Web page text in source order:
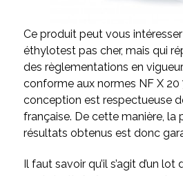
Ce produit peut vous intéresser
éthylotest pas cher, mais qui
des règlementations en
conforme aux normes NF X 20
conception est respectueuse
française. De cette manière, la
résultats obtenus est donc
Il faut savoir qu’il s’agit d’un